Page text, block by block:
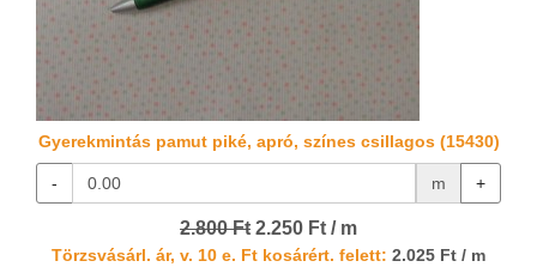
Gyerekmintás pamut piké, apró, színes csillagos (15430)
- m +
2.800 Ft 2.250 Ft / m
Törzsvásárl. ár, v. 10 e. Ft kosárért. felett: 2.025 Ft / m